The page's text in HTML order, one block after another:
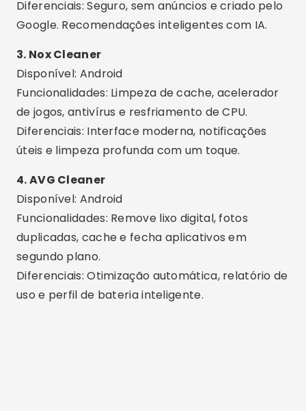
4. AVG Cleaner
Disponível: Android
Funcionalidades: Remove lixo digital, fotos
duplicadas, cache e fecha aplicativos em
segundo plano.
Diferenciais: Otimização automática, relatório de
uso e perfil de bateria inteligente.
Publicidade - SpotAds
5. Avast Cleanup
Disponível: Android
Funcionalidades: Limpa arquivos inúteis, cache
oculto e apps que drenam memória.
Diferenciais: Ferramenta confiável de uma
empresa líder em segurança digital.